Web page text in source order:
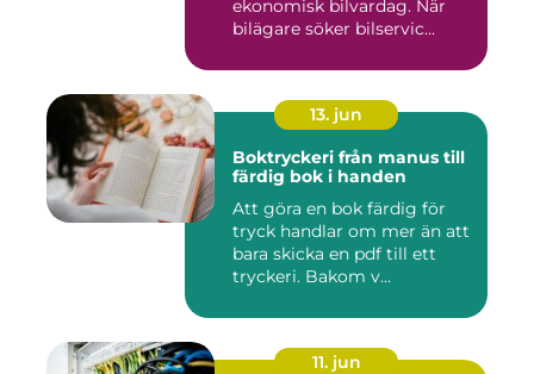
ekonomisk bilvardag. När
bilägare söker bilservic...
13. jun
Boktryckeri från manus till
färdig bok i handen
Att göra en bok färdig för
tryck handlar om mer än att
bara skicka en pdf till ett
tryckeri. Bakom v...
11. jun